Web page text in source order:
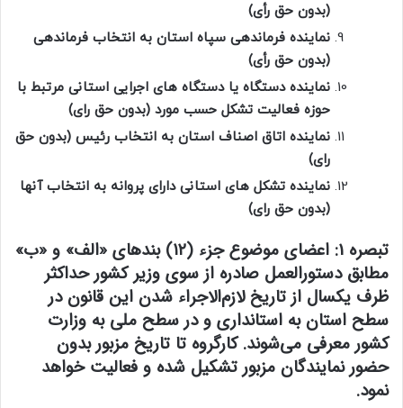
(بدون حق رأی)
نماینده فرماندهی سپاه استان به انتخاب فرماندهی
(بدون حق رأی)
نماینده دستگاه یا دستگاه های اجرایی استانی مرتبط با
حوزه فعالیت تشکل حسب مورد (بدون حق رای)
نماینده اتاق اصناف استان به انتخاب رئیس (بدون حق
رای)
نماینده تشکل های استانی دارای پروانه به انتخاب آنها
(بدون حق رای)
تبصره 1:
اعضای موضوع جزء (۱۲) بندهای «الف» و «ب»
مطابق دستورالعمل صادره از سوی وزیر کشور حداکثر
ظرف یکسال از تاریخ لازم‌الاجراء شدن این قانون در
سطح استان به استانداری و در سطح ملی به وزارت
کشور معرفی می‌شوند. کارگروه تا تاریخ مزبور بدون
حضور نمایندگان مزبور تشکیل شده و فعالیت خواهد
نمود.